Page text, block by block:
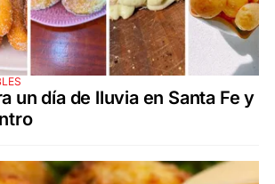
un día de lluvia en Santa Fe y